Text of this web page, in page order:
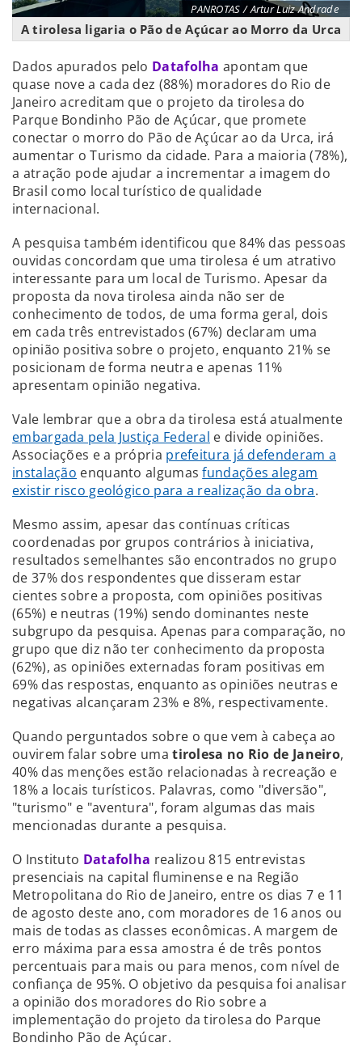
PANROTAS / Artur Luiz Andrade
A tirolesa ligaria o Pão de Açúcar ao Morro da Urca
Dados apurados pelo Datafolha apontam que
quase nove a cada dez (88%) moradores do Rio de
Janeiro acreditam que o projeto da tirolesa do
Parque Bondinho Pão de Açúcar, que promete
conectar o morro do Pão de Açúcar ao da Urca, irá
aumentar o Turismo da cidade. Para a maioria (78%),
a atração pode ajudar a incrementar a imagem do
Brasil como local turístico de qualidade
internacional.
A pesquisa também identificou que 84% das pessoas
ouvidas concordam que uma tirolesa é um atrativo
interessante para um local de Turismo. Apesar da
proposta da nova tirolesa ainda não ser de
conhecimento de todos, de uma forma geral, dois
em cada três entrevistados (67%) declaram uma
opinião positiva sobre o projeto, enquanto 21% se
posicionam de forma neutra e apenas 11%
apresentam opinião negativa.
Vale lembrar que a obra da tirolesa está atualmente
embargada pela Justiça Federal e divide opiniões.
Associações e a própria prefeitura já defenderam a
instalação enquanto algumasfundações alegam
existir risco geológico para a realização da obra.
Mesmo assim, apesar das contínuas críticas
coordenadas por grupos contrários à iniciativa,
resultados semelhantes são encontrados no grupo
de 37% dos respondentes que disseram estar
cientes sobre a proposta, com opiniões positivas
(65%) e neutras (19%) sendo dominantes neste
subgrupo da pesquisa. Apenas para comparação, no
grupo que diz não ter conhecimento da proposta
(62%), as opiniões externadas foram positivas em
69% das respostas, enquanto as opiniões neutras e
negativas alcançaram 23% e 8%, respectivamente.
Quando perguntados sobre o que vem à cabeça ao
ouvirem falar sobre umatirolesa no Rio de Janeiro,
40% das menções estão relacionadas à recreação e
18% a locais turísticos. Palavras, como "diversão",
"turismo" e "aventura", foram algumas das mais
mencionadas durante a pesquisa.
O Instituto Datafolha realizou 815 entrevistas
presenciais na capital fluminense e na Região
Metropolitana do Rio de Janeiro, entre os dias 7 e 11
de agosto deste ano, com moradores de 16 anos ou
mais de todas as classes econômicas. A margem de
erro máxima para essa amostra é de três pontos
percentuais para mais ou para menos, com nível de
confiança de 95%. O objetivo da pesquisa foi analisar
a opinião dos moradores do Rio sobre a
implementação do projeto da tirolesa do Parque
Bondinho Pão de Açúcar.